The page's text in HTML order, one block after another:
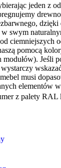
jeden z
dzięki
swym
ciemniejszych
pomocą
modułów). Jeśli
musi
elementów
z palety